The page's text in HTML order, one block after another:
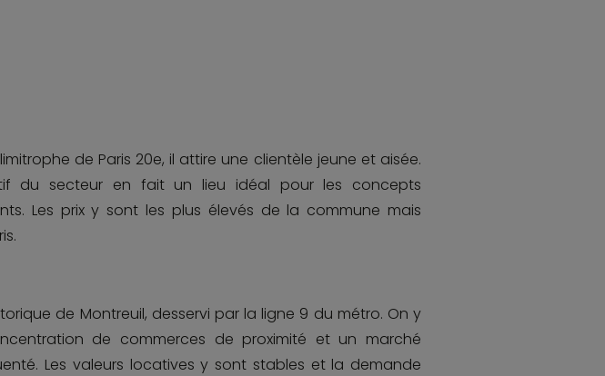
de Paris 20e, il attire une clientèle jeune et aisée.
du secteur en fait un lieu idéal pour les concepts
Les prix y sont les plus élevés de la commune mais
de Montreuil, desservi par la ligne 9 du métro. On y
de commerces de proximité et un marché
Les valeurs locatives y sont stables et la demande